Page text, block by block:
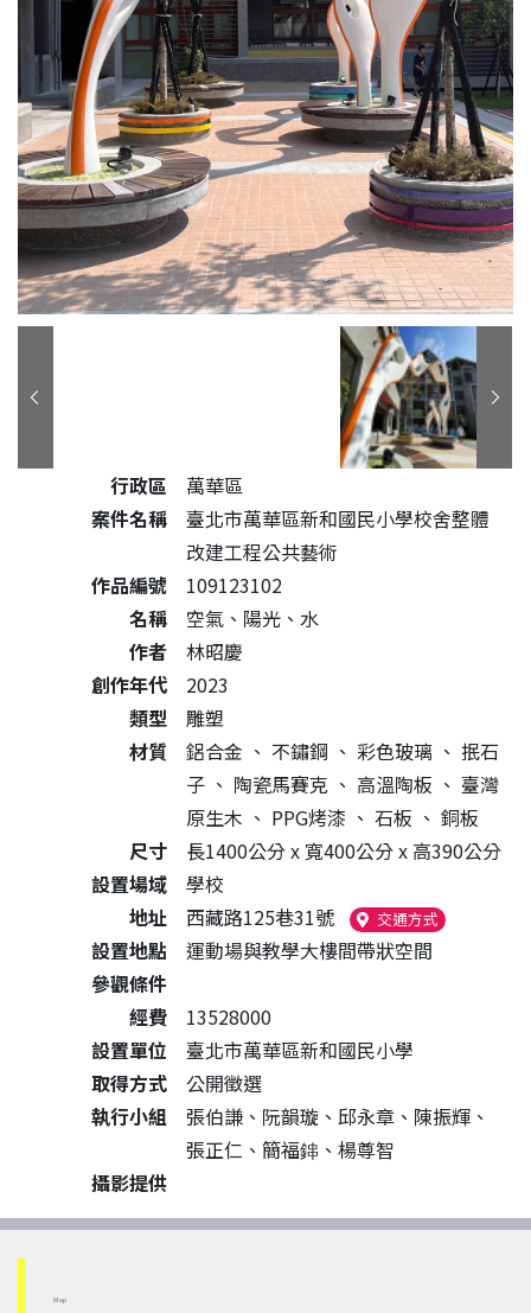
公共藝術作品詳細資料
行政區
萬華區
案件名稱
臺北市萬華區新和國民小學校舍整體
改建工程公共藝術
作品編號
109123102
名稱
空氣、陽光、水
作者
林昭慶
創作年代
2023
類型
雕塑
材質
鋁合金 、 不鏽鋼 、 彩色玻璃 、 抿石
子 、 陶瓷馬賽克 、 高溫陶板 、 臺灣
原生木 、 PPG烤漆 、 石板 、 銅板
尺寸
長1400公分 x 寬400公分 x 高390公分
設置場域
學校
地址
西藏路125巷31號 交通方式（另開新視
設置地點
運動場與教學大樓間帶狀空間
參觀條件
經費
13528000
設置單位
臺北市萬華區新和國民小學
取得方式
公開徵選
執行小組
張伯謙、阮韻璇、邱永章、陳振輝、
張正仁、簡福鋛、楊尊智
攝影提供
Map